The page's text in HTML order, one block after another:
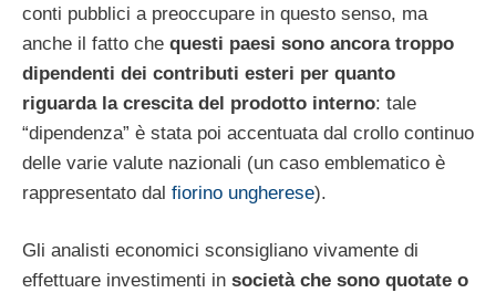
conti pubblici a preoccupare in questo senso, ma
anche il fatto che questi paesi sono ancora troppo
dipendenti dei contributi esteri per quanto
riguarda la crescita del prodotto interno: tale
“dipendenza” è stata poi accentuata dal crollo continuo
delle varie valute nazionali (un caso emblematico è
rappresentato dal fiorino ungherese).
Gli analisti economici sconsigliano vivamente di
effettuare investimenti in società che sono quotate o